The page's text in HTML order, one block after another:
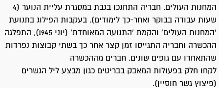
המחנות העולים. חבריה התחנכו בגבת במסגרת עליית הנוער (4
שעות עבודה בבוקר ואחר-כך לימודים). בעקבות הפילוג בתנועת
'המחנות העולים' והקמת 'התנועה המאוחדת' (יוני 1945), התפלגה
ההכשרה וחבריה התגייסו זמן קצר אחר כך בשתי קבוצות נפרדות
שהתאחדו עם גופים שונים. חברים מההכשרה
לקחו חלק בפעולות המאבק בבריטים כגון מבצע ליל הגשרים
(פיצוץ גשר חוסיין).